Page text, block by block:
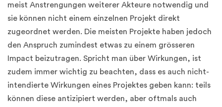
meist Anstrengungen weiterer Akteure notwendig und
sie können nicht einem einzelnen Projekt direkt
zugeordnet werden. Die meisten Projekte haben jedoch
den Anspruch zumindest etwas zu einem grösseren
Impact beizutragen. Spricht man über Wirkungen, ist
zudem immer wichtig zu beachten, dass es auch nicht-
intendierte Wirkungen eines Projektes geben kann: teils
können diese antizipiert werden, aber oftmals auch